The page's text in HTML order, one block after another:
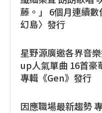
藤。」 6個月連續
幻島〉發行
星野源廣邀各界音
up人氣單曲 16首豪
專輯《Gen》發行
因應職場最新趨勢